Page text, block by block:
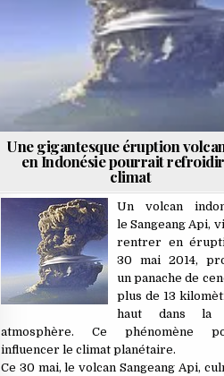
Une gigantesque éruption
en Indonésie pourrait
climat
Un volcan
leSangeang Api,
rentrer en
30 mai 2014,
un panache de
plus de 13
haut dans la
atmosphère. Ce phénomène
influencer le climat planétaire.
Ce 30 mai, le volcan Sangeang Api,